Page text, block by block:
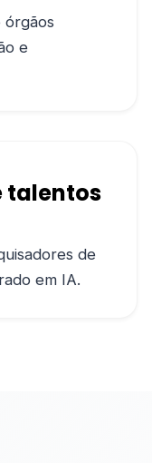
órgãos
e
talentos
de
em IA.